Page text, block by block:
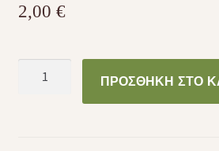
2,00 €
ΠΡΟΣΘΉΚΗ ΣΤΟ